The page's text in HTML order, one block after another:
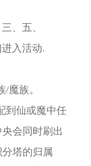
、五、
入活动.
魔族。
到仙或魔中任
会同时刷出
塔的归属